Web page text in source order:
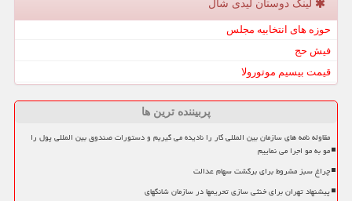
لینک دوستان لیدی شال
حوزه های انتخابیه مجلس
فیش حج
قیمت بیسیم موتورولا
پربیننده ترین ها
مقاوله نامه های سازمان بین المللی کار را نادیده می گیریم و دستورات صندوق بین المللی پول را
مو به مو اجرا می نماییم
چراغ سبز مشروط برای برگشت سهام عدالت
پیشنهاد تهران برای خنثی سازی تحریمها در سازمان شانگهای